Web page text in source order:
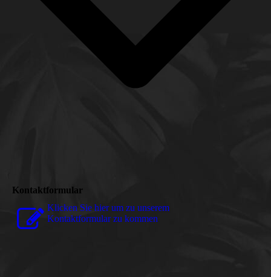
Kontaktformular
Klicken Sie hier um zu unserem
Kon­takt­for­mu­lar zu kommen